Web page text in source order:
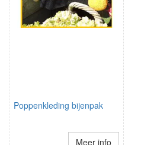
Poppenkleding bijenpak
Meer info